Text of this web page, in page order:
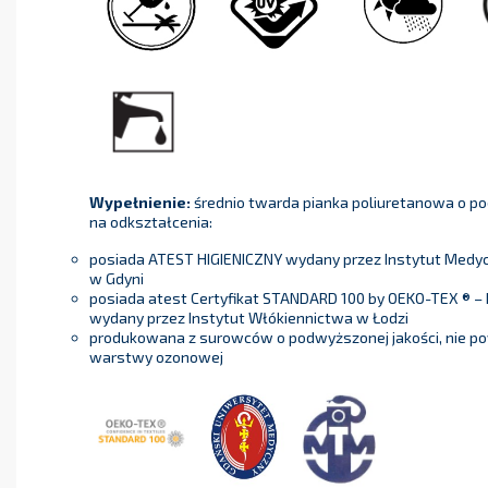
Wypełnienie:średnio twarda pianka poliuretanowa o
na odkształcenia:
posiada ATEST HIGIENICZNY wydany przez Instytut
w Gdyni
posiada atest Certyfikat STANDARD 100 by OEKO-TEX ®
wydany przez Instytut Włókiennictwa w Łodzi
produkowana z surowców o podwyższonej jakości, nie
warstwy ozonowej